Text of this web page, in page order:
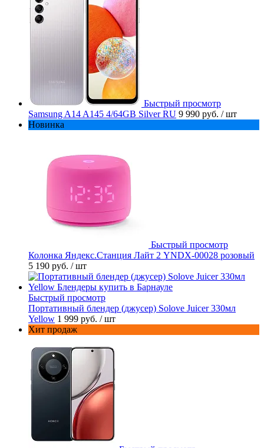
Быстрый просмотр
Samsung A14 A145 4/64GB Silver RU 9 990 руб. / шт
Новинка
Быстрый просмотр
Колонка Яндекс.Станция Лайт 2 YNDX-00028 розовый
5 190 руб. / шт
Быстрый просмотр
Портативный блендер (джусер) Solove Juicer 330мл
Yellow 1 999 руб. / шт
Хит продаж